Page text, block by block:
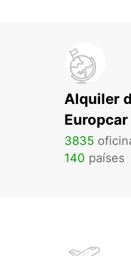
Alquiler
3835
140 países